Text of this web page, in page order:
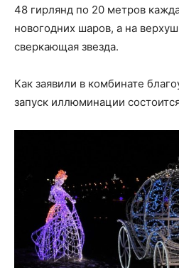
48 гирлянд по 20 метров
новогодних шаров, а на
сверкающая звезда.
Как заявили в комбинате
запуск иллюминации